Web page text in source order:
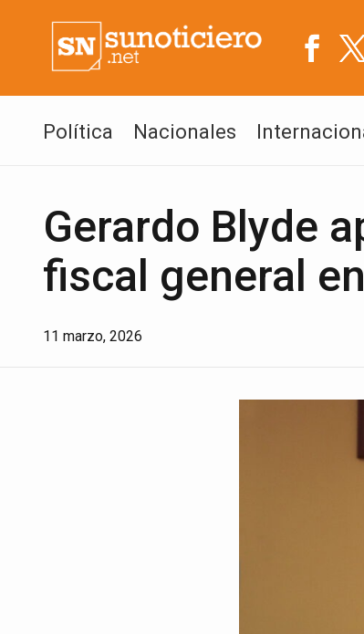
Política Nacionales
Gerardo Blyde
fiscal general
11 marzo, 2026